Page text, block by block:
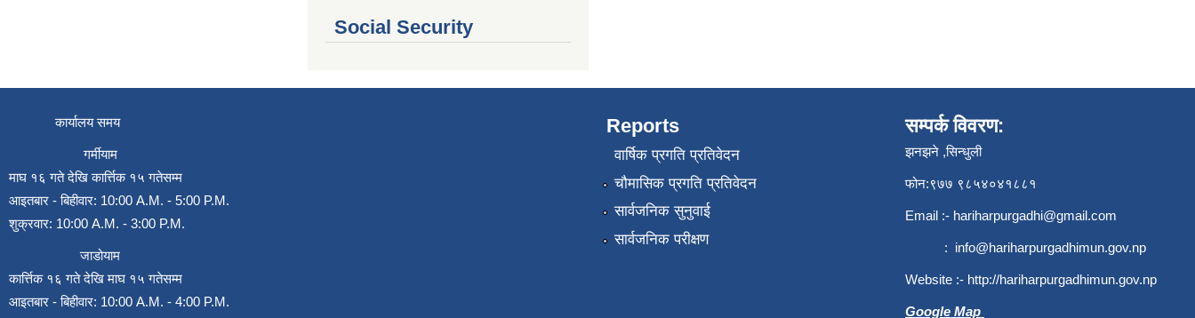
Social Security
कार्यालय समय
गर्मीयाम
माघ १६ गते देखि कार्त्तिक १५ गतेसम्म
आइतबार - बिहीवार: 10:00 A.M. - 5:00 P.M.
शुक्रवार: 10:00 A.M. - 3:00 P.M.
जाडोयाम
कार्त्तिक १६ गते देखि माघ १५ गतेसम्म
आइतबार - बिहीवार: 10:00 A.M. - 4:00 P.M.
Reports
वार्षिक प्रगति प्रतिवेदन
चौमासिक प्रगति प्रतिवेदन
सार्वजनिक सुनुवाई
सार्वजनिक परीक्षण
सम्पर्क विवरण:
झनझने ,सिन्धुली
फोन:९७७ ९८५४०४१८८१
Email :- hariharpurgadhi@gmail.com
: info@hariharpurgadhimun.gov.np
Website :- http://hariharpurgadhimun.gov.np
Google Map